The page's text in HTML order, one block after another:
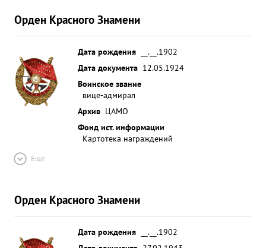
Орден Красного Знамени
Дата рождения
__.__.1902
Дата документа 12.05.1924
Воинское звание
вице-адмирал
Архив ЦАМО
Фонд ист. информации
Картотека награждений
Ещё
Орден Красного Знамени
Дата рождения
__.__.1902